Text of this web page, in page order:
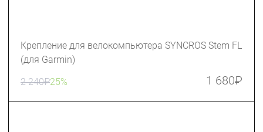
Крепление для велокомпьютера SYNCROS Stem FL
(для Garmin)
2 240₽25% 1 680₽